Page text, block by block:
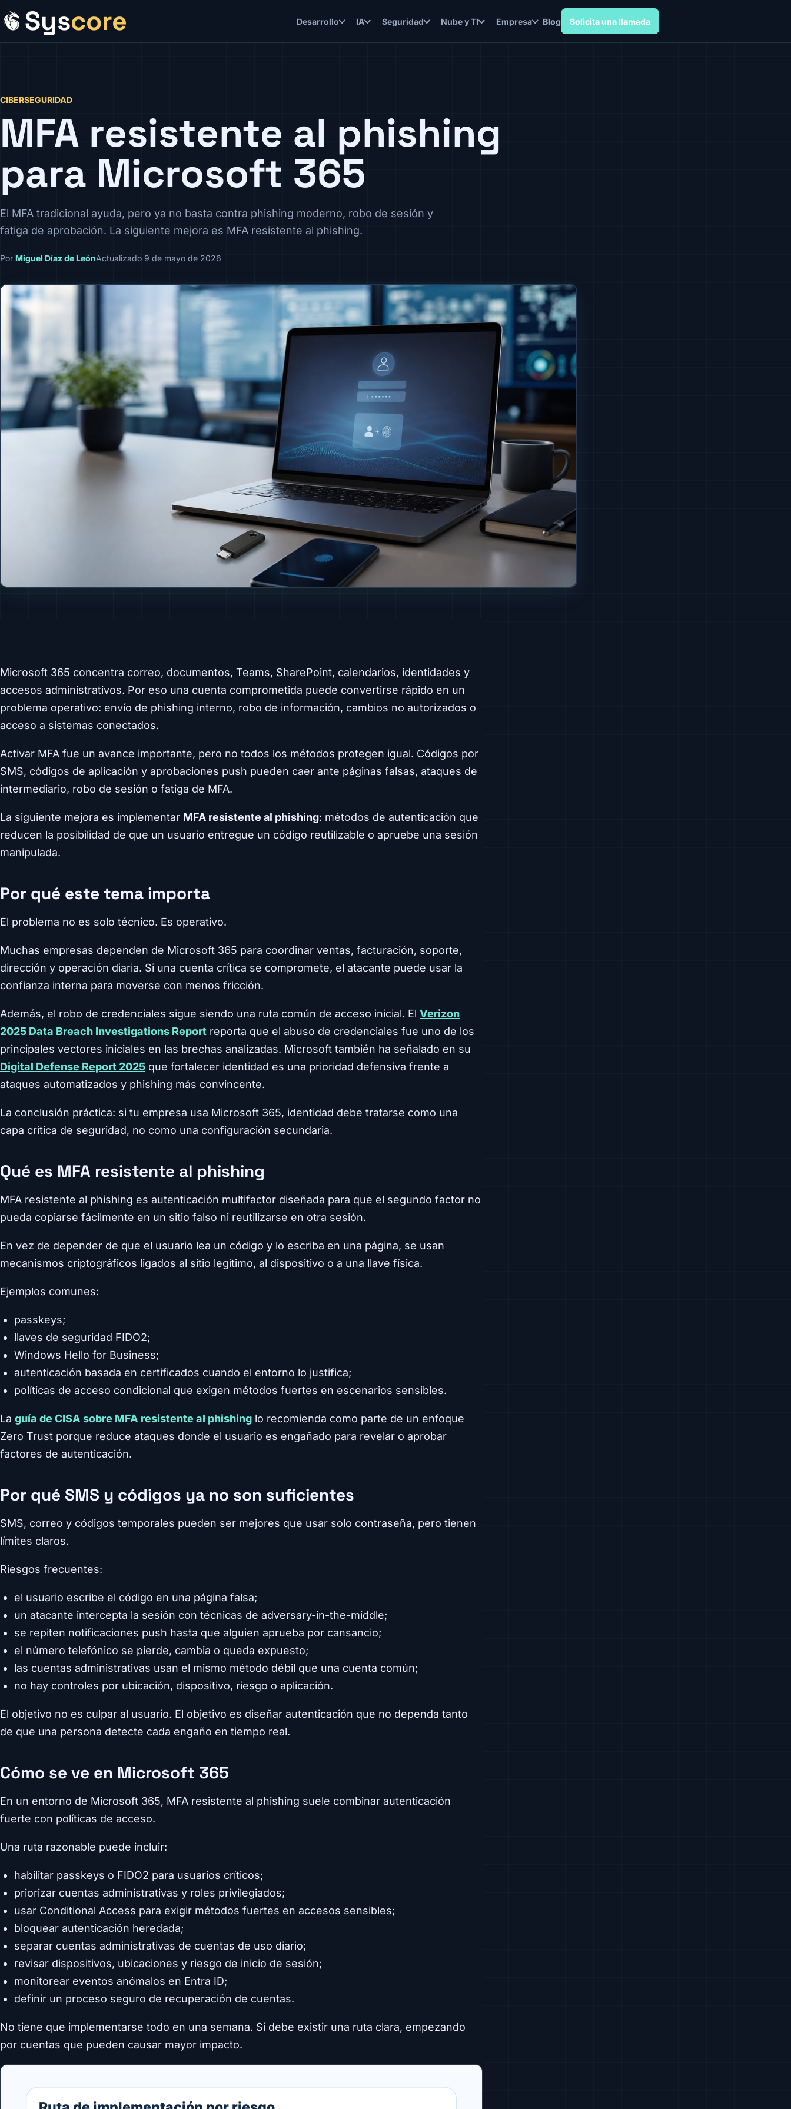
Syscore Desarrollo IA Seguridad Nube y TI Empresa Blog Solicita una llamada
CIBERSEGURIDAD
MFA resistente al phishing
para Microsoft 365
El MFA tradicional ayuda, pero ya no basta contra phishing moderno, robo de sesión y
fatiga de aprobación. La siguiente mejora es MFA resistente al phishing.
Por Miguel Díaz de LeónActualizado 9 de mayo de 2026
Microsoft 365 concentra correo, documentos, Teams, SharePoint, calendarios, identidades y
accesos administrativos. Por eso una cuenta comprometida puede convertirse rápido en un
problema operativo: envío de phishing interno, robo de información, cambios no autorizados o
acceso a sistemas conectados.
Activar MFA fue un avance importante, pero no todos los métodos protegen igual. Códigos por
SMS, códigos de aplicación y aprobaciones push pueden caer ante páginas falsas, ataques de
intermediario, robo de sesión o fatiga de MFA.
La siguiente mejora es implementar MFA resistente al phishing: métodos de autenticación que
reducen la posibilidad de que un usuario entregue un código reutilizable o apruebe una sesión
manipulada.
Por qué este tema importa
El problema no es solo técnico. Es operativo.
Muchas empresas dependen de Microsoft 365 para coordinar ventas, facturación, soporte,
dirección y operación diaria. Si una cuenta crítica se compromete, el atacante puede usar la
confianza interna para moverse con menos fricción.
Además, el robo de credenciales sigue siendo una ruta común de acceso inicial. El Verizon
2025 Data Breach Investigations Report reporta que el abuso de credenciales fue uno de los
principales vectores iniciales en las brechas analizadas. Microsoft también ha señalado en su
Digital Defense Report 2025 que fortalecer identidad es una prioridad defensiva frente a
ataques automatizados y phishing más convincente.
La conclusión práctica: si tu empresa usa Microsoft 365, identidad debe tratarse como una
capa crítica de seguridad, no como una configuración secundaria.
Qué es MFA resistente al phishing
MFA resistente al phishing es autenticación multifactor diseñada para que el segundo factor no
pueda copiarse fácilmente en un sitio falso ni reutilizarse en otra sesión.
En vez de depender de que el usuario lea un código y lo escriba en una página, se usan
mecanismos criptográficos ligados al sitio legítimo, al dispositivo o a una llave física.
Ejemplos comunes:
passkeys;
llaves de seguridad FIDO2;
Windows Hello for Business;
autenticación basada en certificados cuando el entorno lo justifica;
políticas de acceso condicional que exigen métodos fuertes en escenarios sensibles.
La guía de CISA sobre MFA resistente al phishing lo recomienda como parte de un enfoque
Zero Trust porque reduce ataques donde el usuario es engañado para revelar o aprobar
factores de autenticación.
Por qué SMS y códigos ya no son suficientes
SMS, correo y códigos temporales pueden ser mejores que usar solo contraseña, pero tienen
límites claros.
Riesgos frecuentes:
el usuario escribe el código en una página falsa;
un atacante intercepta la sesión con técnicas de adversary-in-the-middle;
se repiten notificaciones push hasta que alguien aprueba por cansancio;
el número telefónico se pierde, cambia o queda expuesto;
las cuentas administrativas usan el mismo método débil que una cuenta común;
no hay controles por ubicación, dispositivo, riesgo o aplicación.
El objetivo no es culpar al usuario. El objetivo es diseñar autenticación que no dependa tanto
de que una persona detecte cada engaño en tiempo real.
Cómo se ve en Microsoft 365
En un entorno de Microsoft 365, MFA resistente al phishing suele combinar autenticación
fuerte con políticas de acceso.
Una ruta razonable puede incluir:
habilitar passkeys o FIDO2 para usuarios críticos;
priorizar cuentas administrativas y roles privilegiados;
usar Conditional Access para exigir métodos fuertes en accesos sensibles;
bloquear autenticación heredada;
separar cuentas administrativas de cuentas de uso diario;
revisar dispositivos, ubicaciones y riesgo de inicio de sesión;
monitorear eventos anómalos en Entra ID;
definir un proceso seguro de recuperación de cuentas.
No tiene que implementarse todo en una semana. Sí debe existir una ruta clara, empezando
por cuentas que pueden causar mayor impacto.